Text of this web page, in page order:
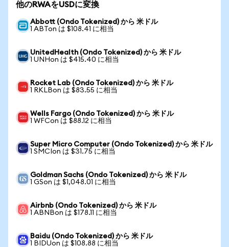
他のRWAをUSDに変換
Abbott (Ondo Tokenized) から 米ドル
1 ABTon は $108.41 に相当
UnitedHealth (Ondo Tokenized) から 米ドル
1 UNHon は $415.40 に相当
Rocket Lab (Ondo Tokenized) から 米ドル
1 RKLBon は $83.55 に相当
Wells Fargo (Ondo Tokenized) から 米ドル
1 WFCon は $88.12 に相当
Super Micro Computer (Ondo Tokenized) から 米ドル
1 SMCIon は $31.75 に相当
Goldman Sachs (Ondo Tokenized) から 米ドル
1 GSon は $1,048.01 に相当
Airbnb (Ondo Tokenized) から 米ドル
1 ABNBon は $178.11 に相当
Baidu (Ondo Tokenized) から 米ドル
1 BIDUon は $108.88 に相当